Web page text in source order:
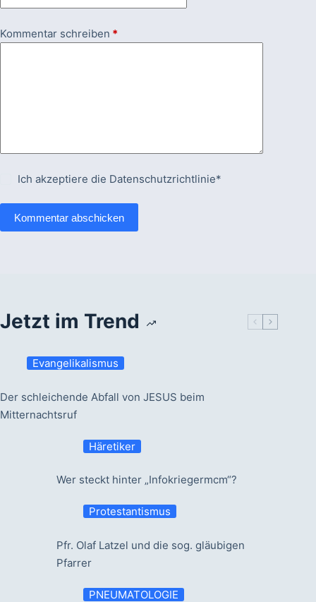
Kommentar schreiben *
Ich akzeptiere die Datenschutzrichtlinie*
Kommentar abschicken
Jetzt im Trend
Evangelikalismus
Der schleichende Abfall von JESUS beim
Mitternachtsruf
Häretiker
Wer steckt hinter „Infokriegermcm“?
Protestantismus
Pfr. Olaf Latzel und die sog. gläubigen
Pfarrer
PNEUMATOLOGIE